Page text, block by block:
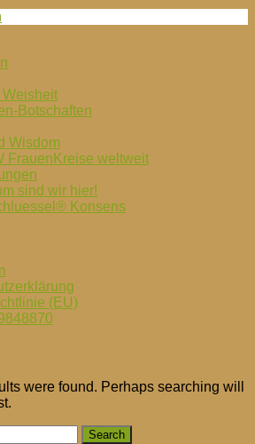
Botschaften
Wisdom
FrauenKreise weltweit
sind wir hier!
Konsens
(EU)
were found. Perhaps searching will